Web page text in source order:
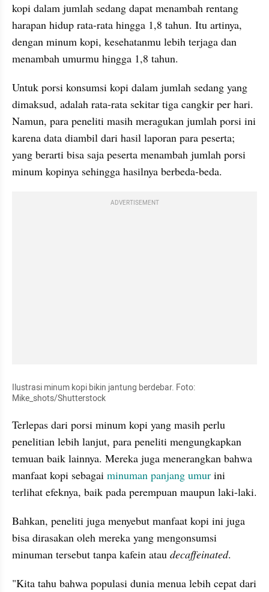
kopi dalam jumlah sedang dapat menambah rentang
harapan hidup rata-rata hingga 1,8 tahun. Itu artinya,
dengan minum kopi, kesehatanmu lebih terjaga dan
menambah umurmu hingga 1,8 tahun.
Untuk porsi konsumsi kopi dalam jumlah sedang yang
dimaksud, adalah rata-rata sekitar tiga cangkir per hari.
Namun, para peneliti masih meragukan jumlah porsi ini
karena data diambil dari hasil laporan para peserta;
yang berarti bisa saja peserta menambah jumlah porsi
minum kopinya sehingga hasilnya berbeda-beda.
ADVERTISEMENT
Ilustrasi minum kopi bikin jantung berdebar. Foto:
Mike_shots/Shutterstock
Terlepas dari porsi minum kopi yang masih perlu
penelitian lebih lanjut, para peneliti mengungkapkan
temuan baik lainnya. Mereka juga menerangkan bahwa
manfaat kopi sebagai minuman panjang umur ini
terlihat efeknya, baik pada perempuan maupun laki-laki.
Bahkan, peneliti juga menyebut manfaat kopi ini juga
bisa dirasakan oleh mereka yang mengonsumsi
minuman tersebut tanpa kafein atau decaffeinated.
"Kita tahu bahwa populasi dunia menua lebih cepat dari